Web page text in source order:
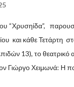
“Χρυσηίδα”,
και κάθε Τετάρτη
13), το
Γιώργο Χειμωνά: Η